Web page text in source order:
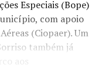
Especiais (Bope)
com apoio
(Ciopaer). Um
também já